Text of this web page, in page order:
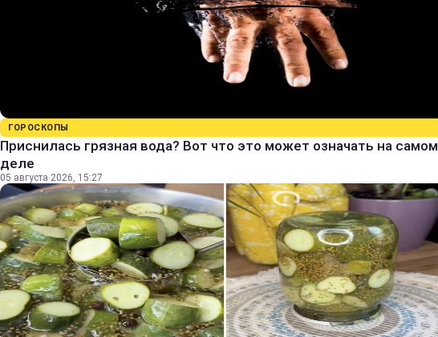
ГОРОСКОПЫ
Приснилась грязная вода? Вот что это может означать на самом
деле
05 августа 2026, 15:27